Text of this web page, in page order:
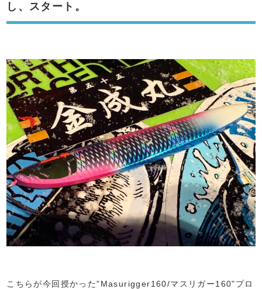
し、スタート。
こちらが今回授かった"Masurigger160/マスリガー160"プロ